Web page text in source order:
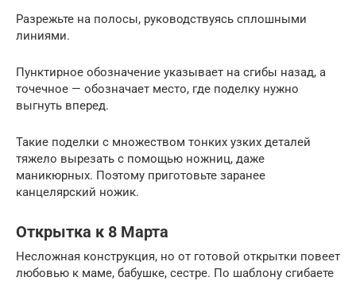
Разрежьте на полосы, руководствуясь сплошными
линиями.
Пунктирное обозначение указывает на сгибы назад, а
точечное — обозначает место, где поделку нужно
выгнуть вперед.
Такие поделки с множеством тонких узких деталей
тяжело вырезать с помощью ножниц, даже
маникюрных. Поэтому приготовьте заранее
канцелярский ножик.
Открытка к 8 Марта
Несложная конструкция, но от готовой открытки повеет
любовью к маме, бабушке, сестре. По шаблону сгибаете